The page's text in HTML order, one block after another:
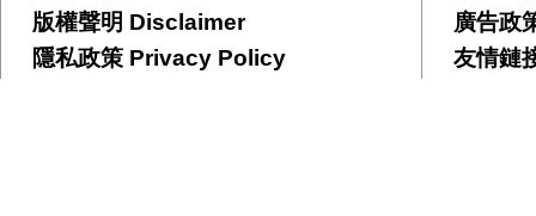
版權聲明 Disclaimer
隱私政策 Privacy Policy
廣告政
友情鏈